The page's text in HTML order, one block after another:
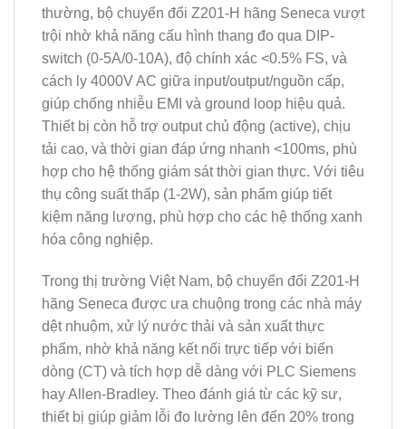
thường, bộ chuyển đổi Z201-H hãng Seneca vượt
trội nhờ khả năng cấu hình thang đo qua DIP-
switch (0-5A/0-10A), độ chính xác <0.5% FS, và
cách ly 4000V AC giữa input/output/nguồn cấp,
giúp chống nhiễu EMI và ground loop hiệu quả.
Thiết bị còn hỗ trợ output chủ động (active), chịu
tải cao, và thời gian đáp ứng nhanh <100ms, phù
hợp cho hệ thống giám sát thời gian thực. Với tiêu
thụ công suất thấp (1-2W), sản phẩm giúp tiết
kiệm năng lượng, phù hợp cho các hệ thống xanh
hóa công nghiệp.
Trong thị trường Việt Nam, bộ chuyển đổi Z201-H
hãng Seneca được ưa chuộng trong các nhà máy
dệt nhuộm, xử lý nước thải và sản xuất thực
phẩm, nhờ khả năng kết nối trực tiếp với biến
dòng (CT) và tích hợp dễ dàng với PLC Siemens
hay Allen-Bradley. Theo đánh giá từ các kỹ sư,
thiết bị giúp giảm lỗi đo lường lên đến 20% trong